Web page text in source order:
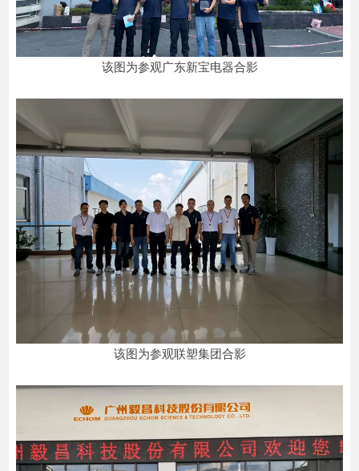
该图为参观广东新宝电器合影
该图为参观联塑集团合影